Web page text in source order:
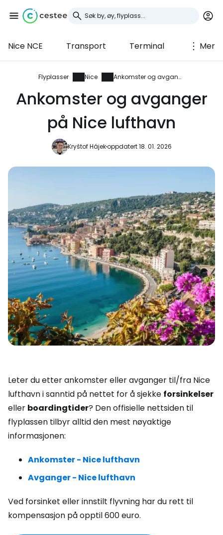
Nice NCE Transport Terminal Mer
Flyplasser Nice Ankomster og avganger
Ankomster og avganger
på Nice lufthavn
Kryštof Hájekoppdatert 18. 01. 2026
Leter du etter ankomster eller avganger til/fra Nice
lufthavn i sanntid på nettet for å sjekke forsinkelser
eller boardingtider? Den offisielle nettsiden til
flyplassen tilbyr alltid den mest nøyaktige
informasjonen:
Ankomster - Nice lufthavn
Avganger - Nice lufthavn
Ved forsinket eller innstilt flyvning har du rett til
kompensasjon på opptil 600 euro.
Logg inn på Cestee
... det verdensomspennende
Fortsett med Google
Fortsett med e-post